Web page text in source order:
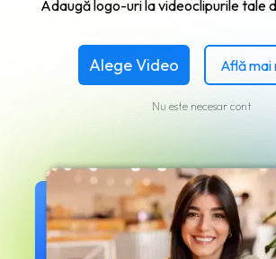
Adaugă logo-uri la videoclipurile tale
Alege Video Află mai
Nu este necesar cont